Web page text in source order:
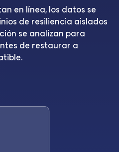
en línea, los datos se
de resiliencia aislados
se analizan para
de restaurar a